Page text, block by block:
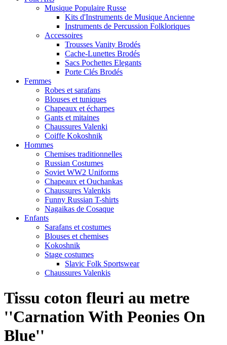
Musique Populaire Russe
Kits d'Instruments de Musique Ancienne
Instruments de Percussion Folkloriques
Accessoires
Trousses Vanity Brodés
Cache-Lunettes Brodés
Sacs Pochettes Elegants
Porte Clés Brodés
Femmes
Robes et sarafans
Blouses et tuniques
Chapeaux et écharpes
Gants et mitaines
Chaussures Valenki
Coiffe Kokoshnik
Hommes
Chemises traditionnelles
Russian Costumes
Soviet WW2 Uniforms
Chapeaux et Ouchankas
Chaussures Valenkis
Funny Russian T-shirts
Nagaikas de Cosaque
Enfants
Sarafans et costumes
Blouses et chemises
Kokoshnik
Stage costumes
Slavic Folk Sportswear
Chaussures Valenkis
Tissu coton fleuri au metre
''Carnation With Peonies On
Blue''